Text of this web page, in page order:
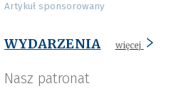
Artykuł sponsorowany
WYDARZENIA więcej
Nasz patronat